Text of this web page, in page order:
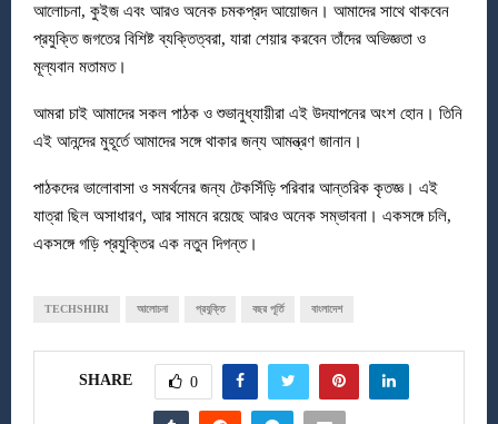
আলোচনা, কুইজ এবং আরও অনেক চমকপ্রদ আয়োজন। আমাদের সাথে থাকবেন
প্রযুক্তি জগতের বিশিষ্ট ব্যক্তিত্বরা, যারা শেয়ার করবেন তাঁদের অভিজ্ঞতা ও
মূল্যবান মতামত।
আমরা চাই আমাদের সকল পাঠক ও শুভানুধ্যায়ীরা এই উদযাপনের অংশ হোন। তিনি
এই আনন্দের মুহূর্তে আমাদের সঙ্গে থাকার জন্য আমন্ত্রণ জানান।
পাঠকদের ভালোবাসা ও সমর্থনের জন্য টেকসিঁড়ি পরিবার আন্তরিক কৃতজ্ঞ। এই
যাত্রা ছিল অসাধারণ, আর সামনে রয়েছে আরও অনেক সম্ভাবনা। একসঙ্গে চলি,
একসঙ্গে গড়ি প্রযুক্তির এক নতুন দিগন্ত।
TECHSHIRI আলোচনা প্রযুক্তি বছর পূর্তি বাংলাদেশ
SHARE 0